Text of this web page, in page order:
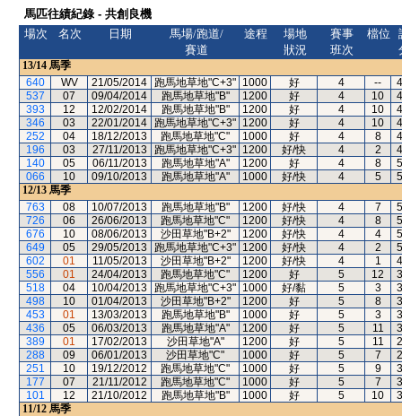
馬匹往績紀錄 - 共創良機
場次
名次 日期
馬場/跑道/
賽道
途程
場地
狀況
賽事
班次
檔位
13/14 馬季
640
WV 21/05/2014 跑馬地草地"C+3" 1000 好 4 --
537
07 09/04/2014 跑馬地草地"B" 1200 好 4 10
393
12 12/02/2014 跑馬地草地"B" 1200 好 4 10
346
03 22/01/2014 跑馬地草地"C+3" 1200 好 4 10
252
04 18/12/2013 跑馬地草地"C" 1000 好 4 8
196
03 27/11/2013 跑馬地草地"C+3" 1200 好/快 4 2
140
05 06/11/2013 跑馬地草地"A" 1200 好 4 8
066
10 09/10/2013 跑馬地草地"A" 1000 好/快 4 5
12/13 馬季
763
08 10/07/2013 跑馬地草地"B" 1200 好/快 4 7
726
06 26/06/2013 跑馬地草地"C" 1200 好/快 4 8
676
10 08/06/2013 沙田草地"B+2" 1200 好/快 4 4
649
05 29/05/2013 跑馬地草地"C+3" 1200 好/快 4 2
602
01 11/05/2013 沙田草地"B+2" 1200 好/快 4 1
556
01 24/04/2013 跑馬地草地"C" 1200 好 5 12
518
04 10/04/2013 跑馬地草地"C+3" 1000 好/黏 5 3
498
10 01/04/2013 沙田草地"B+2" 1200 好 5 8
453
01 13/03/2013 跑馬地草地"B" 1000 好 5 3
436
05 06/03/2013 跑馬地草地"A" 1200 好 5 11
389
01 17/02/2013 沙田草地"A" 1200 好 5 11
288
09 06/01/2013 沙田草地"C" 1000 好 5 7
251
10 19/12/2012 跑馬地草地"C" 1000 好 5 9
177
07 21/11/2012 跑馬地草地"C" 1000 好 5 7
101
12 21/10/2012 跑馬地草地"B" 1000 好 5 10
11/12 馬季